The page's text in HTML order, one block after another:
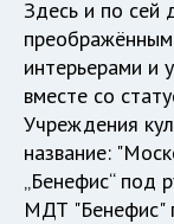
Здесь и по сей
интерьерами и
вместе со
Учреждения
название:
„Бенефис“ под
МДТ "Бенефис"